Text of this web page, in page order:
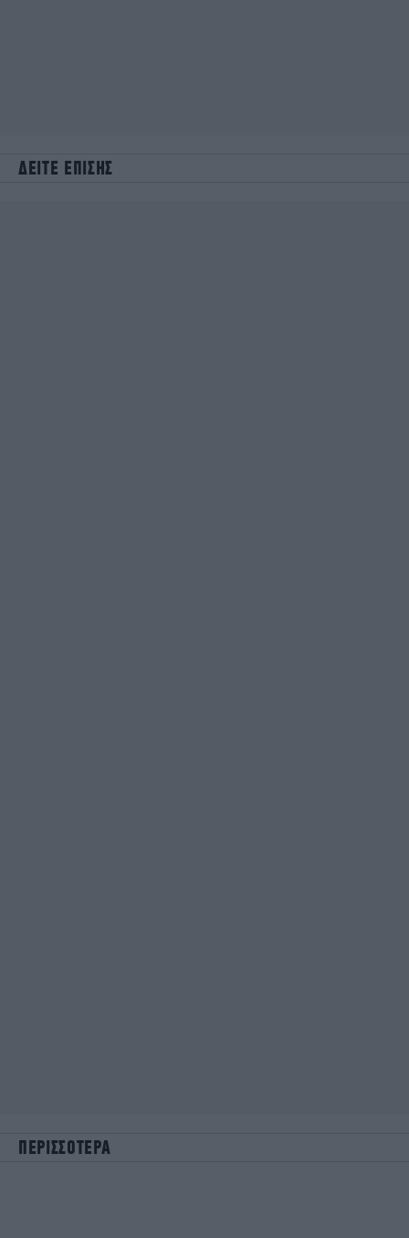
ΔΕΙΤΕ ΕΠΙΣΗΣ
ΠΕΡΙΣΣΟΤΕΡΑ